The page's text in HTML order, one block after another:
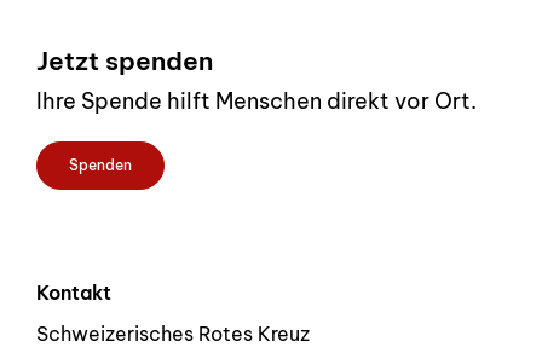
Jetzt spenden
Ihre Spende hilft Menschen direkt vor Ort.
Spenden
Kontakt
Schweizerisches Rotes Kreuz